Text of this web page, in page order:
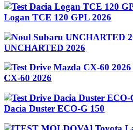
Logan TCE 120 GPL 2026
UNCHARTED 2026
CX-60 2026
Dacia Duster ECO-G 150